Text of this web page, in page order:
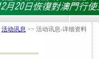
活动讯息 >> 活动讯息-详细资料